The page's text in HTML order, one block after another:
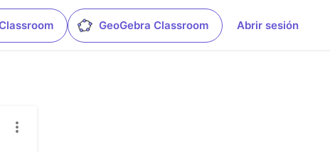
GeoGebra Classroom Abrir sesión